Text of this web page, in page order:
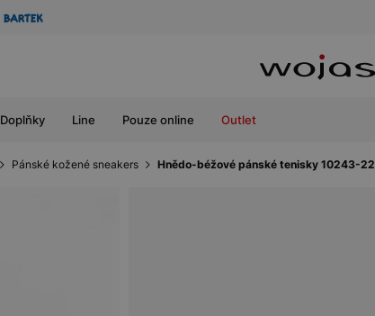
Doplňky Line Pouze online Outlet
Pánské kožené sneakers Hnědo-béžové pánské tenisky 10243-22